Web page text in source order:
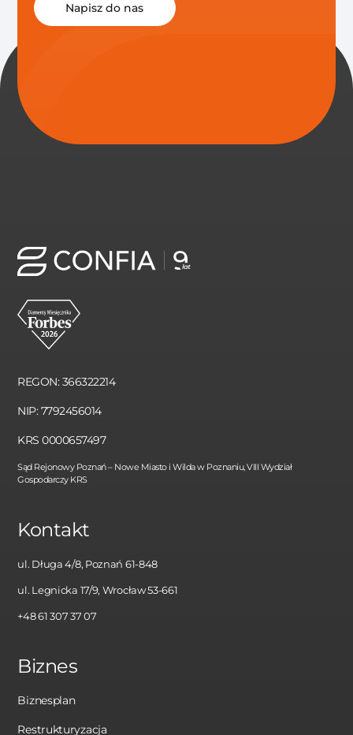
Napisz do nas
REGON: 366322214
NIP: 7792456014
KRS 0000657497
Sąd Rejonowy Poznań – Nowe Miasto i Wilda w Poznaniu, VIII Wydział
Gospodarczy KRS
Kontakt
ul. Długa 4/8, Poznań 61-848
ul. Legnicka 17/9, Wrocław 53-661
+48 61 307 37 07
Biznes
Biznesplan
Restrukturyzacja